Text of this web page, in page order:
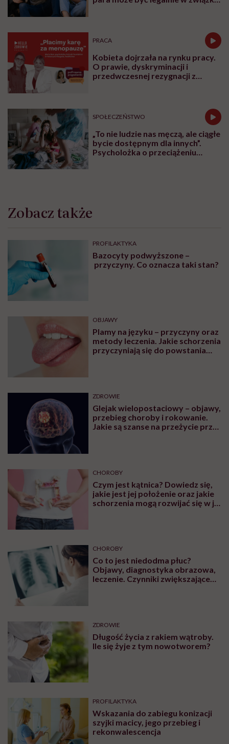
PRACA
Kobieta dojrzała na rynku pracy.
O prawie, dyskryminacji i
przedwczesnej rezygnacji z
SPOŁECZEŃSTWO
„To nie ludzie nas męczą, ale ciągłe
bycie dostępnym dla innych”.
Psycholożka o przeciążeniu
Zobacz także
PROFILAKTYKA
Bazocyty podwyższone –
przyczyny. Co oznacza taki stan?
OBJAWY
Plamy na języku – przyczyny oraz
metody leczenia. Jakie schorzenia
przyczyniają się do powstania
ZDROWIE
Glejak wielopostaciowy – objawy,
przebieg choroby i rokowanie.
Jakie są szanse na przeżycie przy
CHOROBY
Czym jest kątnica? Dowiedz się,
jakie jest jej położenie oraz jakie
schorzenia mogą rozwijać się w jej
CHOROBY
Co to jest niedodma płuc?
Objawy, diagnostyka obrazowa,
leczenie. Czynniki zwiększające
ZDROWIE
Długość życia z rakiem wątroby.
Ile się żyje z tym nowotworem?
PROFILAKTYKA
Wskazania do zabiegu konizacji
szyjki macicy, jego przebieg i
rekonwalescencja